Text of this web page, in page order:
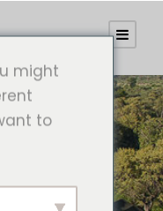
might
to